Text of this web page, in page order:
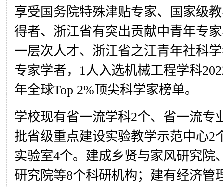
享受国务院特殊津贴专家、国家级
得者、浙江省有突出贡献中青年专
一层次人才、浙江省之江青年社科
专家学者，1人入选机械工程学科
年全球Top 2%顶尖科学家榜单。
学校现有省一流学科2个、省一流专
批省级重点建设实验教学示范中心2
实验室4个。建成乡贤与家风研究院
研究院等8个科研机构；建有经济管